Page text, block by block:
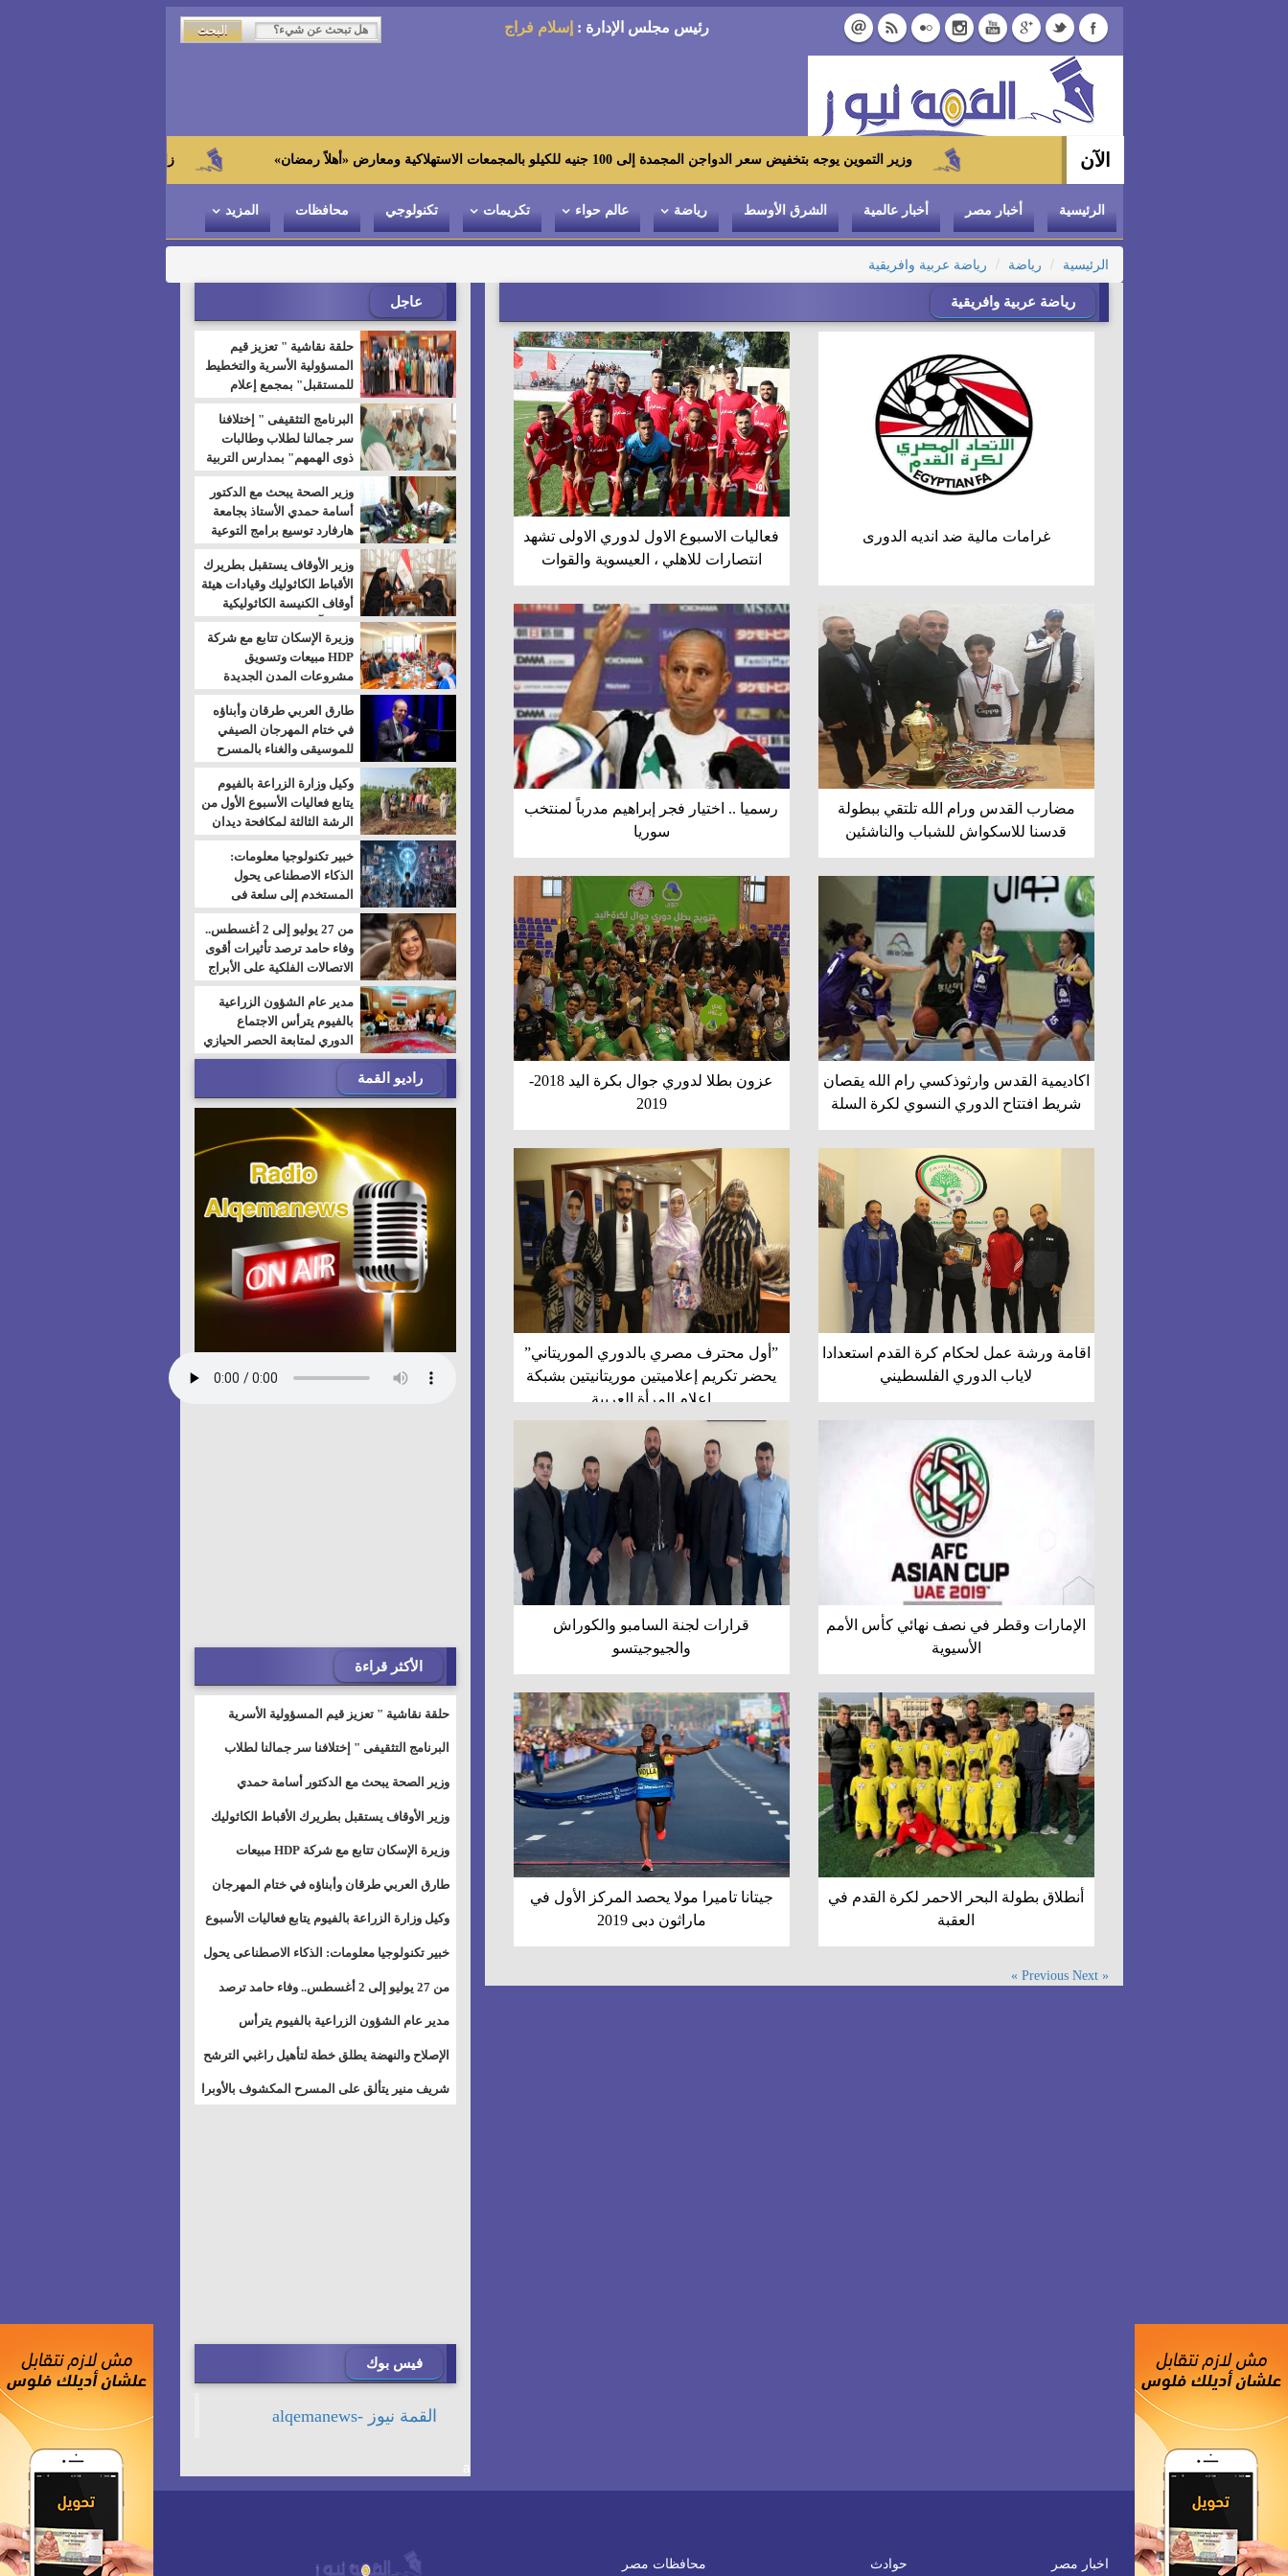
رئيس مجلس الإدارة : إسلام فراج
الآن زاهي حواس من الجامعة اليابانية : "توت وزير التموين يوجه بتخفيض سعر الدواجن المجمدة إلى 100 جنيه للكيلو بالمجمعات الاستهلاكية ومعارض «أهلاً رمضان»
الرئيسية أخبار مصر أخبار عالمية الشرق الأوسط رياضة عالم حواء تكريمات تكنولوجي محافظات المزيد
الرئيسية رياضة رياضة عربية وافريقية
رياضة عربية وافريقية
غرامات مالية ضد انديه الدورى
فعاليات الاسبوع الاول لدوري الاولى تشهد
انتصارات للاهلي ، العيسوية والقوات
مضارب القدس ورام الله تلتقي ببطولة
قدسنا للاسكواش للشباب والناشئين
رسميا .. اختيار فجر إبراهيم مدرباً لمنتخب
سوريا
اكاديمية القدس وارثوذكسي رام الله يقصان
شريط افتتاح الدوري النسوي لكرة السلة
عزون بطلا لدوري جوال بكرة اليد 2018-
2019
اقامة ورشة عمل لحكام كرة القدم استعدادا
لاياب الدوري الفلسطيني
”أول محترف مصري بالدوري الموريتاني”
يحضر تكريم إعلاميتين موريتانيتين بشبكة
إعلام المرأة العربية
الإمارات وقطر في نصف نهائي كأس الأمم
الأسيوية
قرارات لجنة السامبو والكوراش
والجيوجيتسو
أنطلاق بطولة البحر الاحمر لكرة القدم في
العقبة
جيتانا تاميرا مولا يحصد المركز الأول في
ماراثون دبى 2019
« Previous
Next »
عاجل
حلقة نقاشية " تعزيز قيم
المسؤولية الأسرية والتخطيط
للمستقبل" بمجمع إعلام
السويس
البرنامج التثقيفى " إختلافنا
سر جمالنا لطلاب وطالبات
ذوى الهمهم" بمدارس التربية
الخاصة بالسويس
وزير الصحة يبحث مع الدكتور
أسامة حمدي الأستاذ بجامعة
هارفارد توسيع برامج التوعية
بمرض السكري
وزير الأوقاف يستقبل بطريرك
الأقباط الكاثوليك وقيادات هيئة
أوقاف الكنيسة الكاثوليكية
لبحث آفاق التعاون المشترك
وزيرة الإسكان تتابع مع شركة
HDP مبيعات وتسويق
مشروعات المدن الجديدة
طارق العربي طرقان وأبناؤه
في ختام المهرجان الصيفي
للموسيقى والغناء بالمسرح
المكشوف
وكيل وزارة الزراعة بالفيوم
يتابع فعاليات الأسبوع الأول من
الرشة الثالثة لمكافحة ديدان
اللوز للقطن
خبير تكنولوجيا معلومات:
الذكاء الاصطناعى يحول
المستخدم إلى سلعة فى
اقتصاد الانتباه
من 27 يوليو إلى 2 أغسطس..
وفاء حامد ترصد تأثيرات أقوى
الاتصالات الفلكية على الأبراج
مدير عام الشؤون الزراعية
بالفيوم يترأس الاجتماع
الدوري لمتابعة الحصر الحيازي
الجديدة
راديو القمة
الأكثر قراءة
حلقة نقاشية " تعزيز قيم المسؤولية الأسرية
البرنامج التثقيفى " إختلافنا سر جمالنا لطلاب
وطالبات ذوى الهمهم" بمدارس التربية الخاصة
وزير الصحة يبحث مع الدكتور أسامة حمدي
الأستاذ بجامعة هارفارد توسيع برامج التوعية
وزير الأوقاف يستقبل بطريرك الأقباط الكاثوليك
وزيرة الإسكان تتابع مع شركة HDP مبيعات
وتسويق مشروعات المدن الجديدة
طارق العربي طرقان وأبناؤه في ختام المهرجان
الصيفي للموسيقى والغناء بالمسرح المكشوف
وكيل وزارة الزراعة بالفيوم يتابع فعاليات الأسبوع
خبير تكنولوجيا معلومات: الذكاء الاصطناعى يحول
المستخدم إلى سلعة فى اقتصاد الانتباه
من 27 يوليو إلى 2 أغسطس.. وفاء حامد ترصد
تأثيرات أقوى الاتصالات الفلكية على الأبراج
مدير عام الشؤون الزراعية بالفيوم يترأس
الاجتماع الدوري لمتابعة الحصر الحيازي الجديدة
الإصلاح والنهضة يطلق خطة لتأهيل راغبي الترشح
للمجالس الشعبية المحلية ويستعرض خطط
أماناته بالمحافظات
شريف منير يتألق على المسرح المكشوف بالأوبرا
فيس بوك
a
اخبار مصر حوادث محافظات مصر